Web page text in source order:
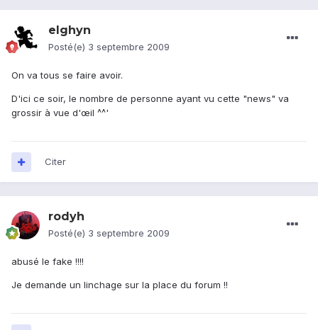
elghyn
Posté(e) 3 septembre 2009
On va tous se faire avoir.
D'ici ce soir, le nombre de personne ayant vu cette "news" va
grossir à vue d'œil ^^'
Citer
rodyh
Posté(e) 3 septembre 2009
abusé le fake !!!!
Je demande un linchage sur la place du forum !!